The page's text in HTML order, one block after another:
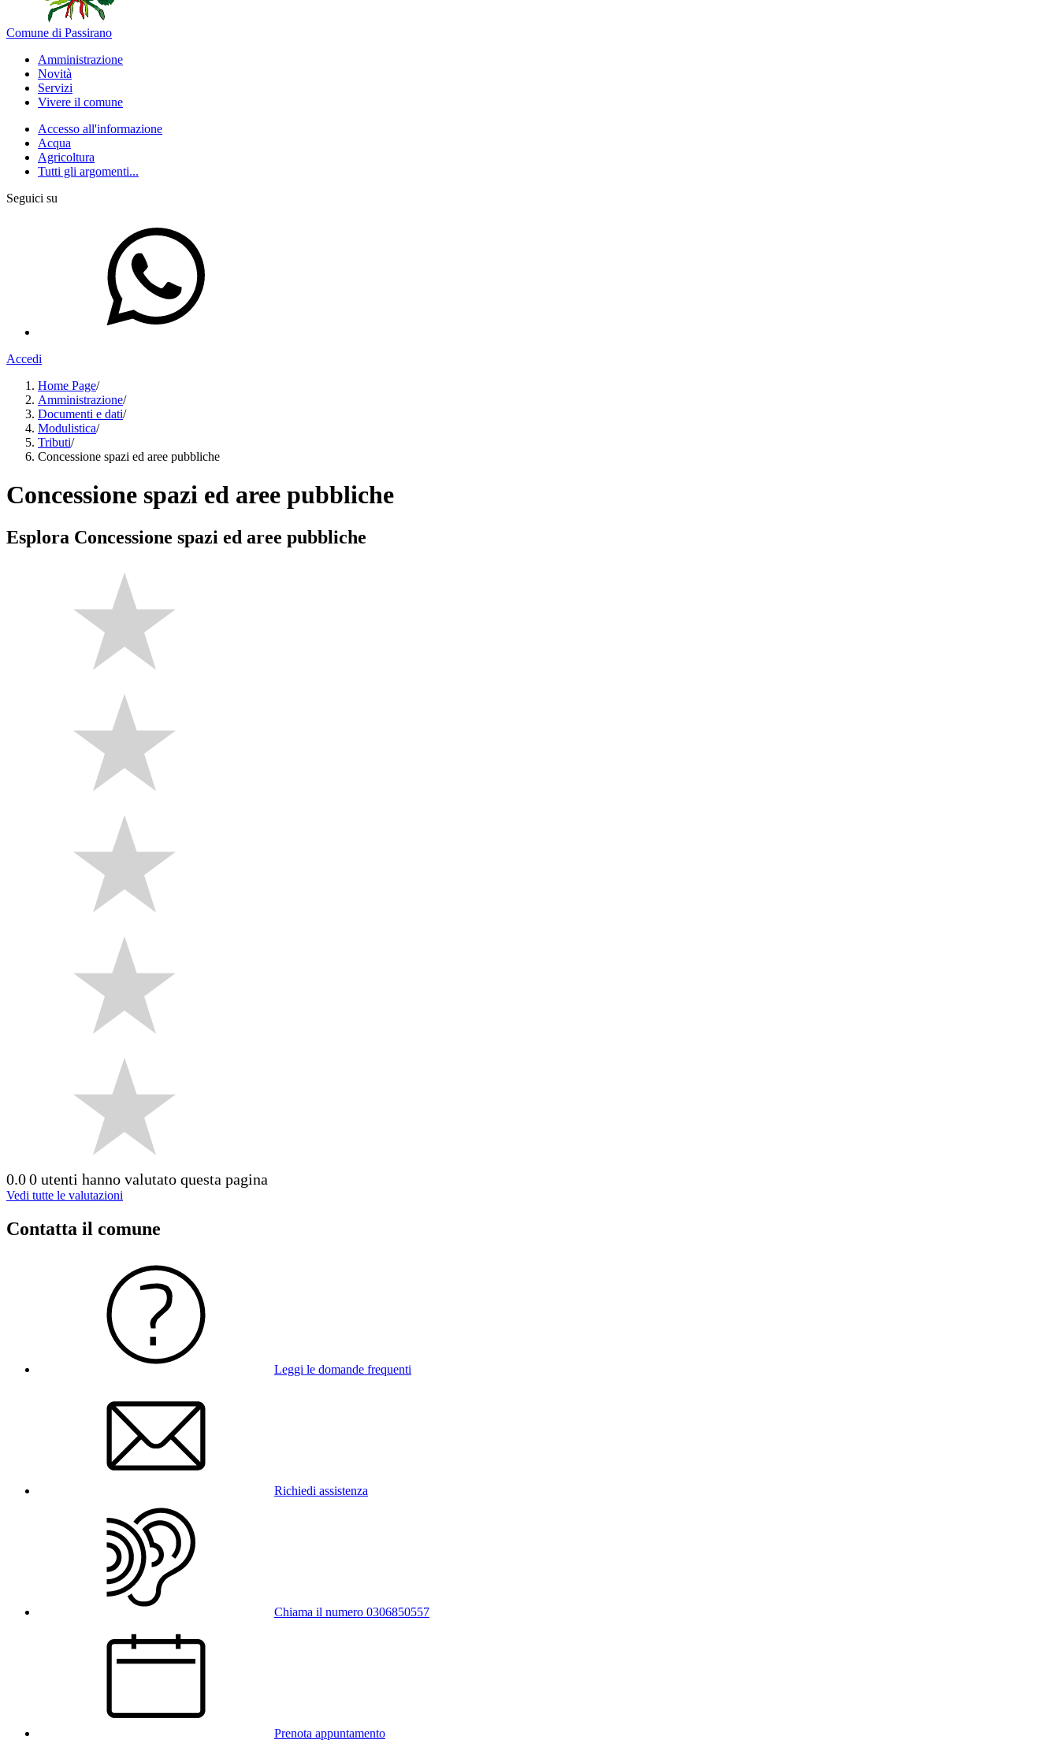
Comune di Passirano
Amministrazione
Novità
Servizi
Vivere il comune
Accesso all'informazione
Acqua
Agricoltura
Tutti gli argomenti...
Seguici su
Accedi
Home Page/
Amministrazione/
Documenti e dati/
Modulistica/
Tributi/
Concessione spazi ed aree pubbliche
Concessione spazi ed aree pubbliche
Esplora Concessione spazi ed aree pubbliche
0.00 utenti hanno valutato questa pagina
Vedi tutte le valutazioni
Contatta il comune
Leggi le domande frequenti
Richiedi assistenza
Chiama il numero 0306850557
Prenota appuntamento